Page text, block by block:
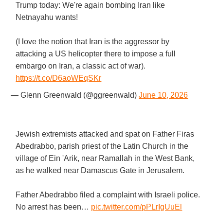
Trump today: We're again bombing Iran like
Netnayahu wants!
(I love the notion that Iran is the aggressor by
attacking a US helicopter there to impose a full
embargo on Iran, a classic act of war).
https://t.co/D6aoWEqSKr
— Glenn Greenwald (@ggreenwald)June 10, 2026
Jewish extremists attacked and spat on Father Firas
Abedrabbo, parish priest of the Latin Church in the
village of Ein 'Arik, near Ramallah in the West Bank,
as he walked near Damascus Gate in Jerusalem.
Father Abedrabbo filed a complaint with Israeli police.
No arrest has been… pic.twitter.com/pPLrIgUuEl